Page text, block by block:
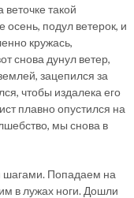
такой
осень, подул ветерок, и
кружась,
снова дунул ветер,
зацепился за
чтобы издалека его
плавно опустился на
мы снова в
шагами. Попадаем на
в лужах ноги. Дошли